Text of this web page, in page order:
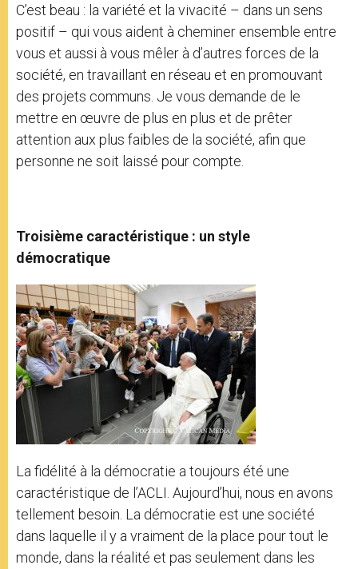
C’est beau : la variété et la vivacité – dans un sens
positif – qui vous aident à cheminer ensemble entre
vous et aussi à vous mêler à d’autres forces de la
société, en travaillant en réseau et en promouvant
des projets communs. Je vous demande de le
mettre en œuvre de plus en plus et de prêter
attention aux plus faibles de la société, afin que
personne ne soit laissé pour compte.
Troisième caractéristique : un style
démocratique
La fidélité à la démocratie a toujours été une
caractéristique de l’ACLI. Aujourd’hui, nous en avons
tellement besoin. La démocratie est une société
dans laquelle il y a vraiment de la place pour tout le
monde, dans la réalité et pas seulement dans les